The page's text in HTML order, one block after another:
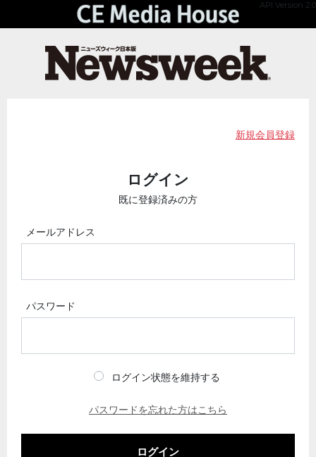
API Version 2.0
新規会員登録
ログイン
既に登録済みの方
メールアドレス
パスワード
ログイン状態を維持する
パスワードを忘れた方はこちら
ログイン